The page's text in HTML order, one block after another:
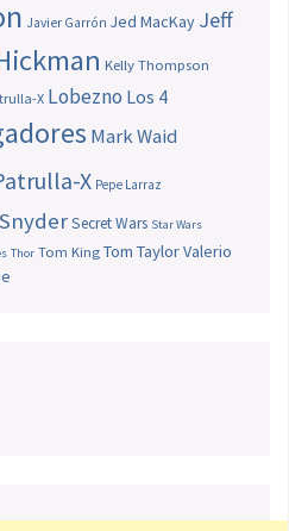
Javier Garrón Jed MacKay Jeff
Kelly Thompson
X Lobezno Los 4
Mark Waid
X Pepe Larraz
Secret Wars Star Wars
Thor Tom King Tom TaylorValerio